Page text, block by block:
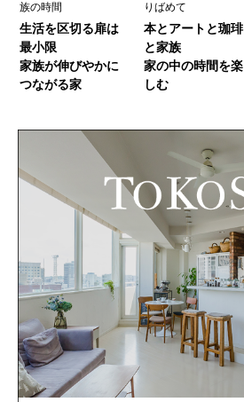
族の時間
生活を区切る扉は
最小限
家族が伸びやかに
つながる家
りばめて
本とアートと珈琲
と家族
家の中の時間を楽
しむ